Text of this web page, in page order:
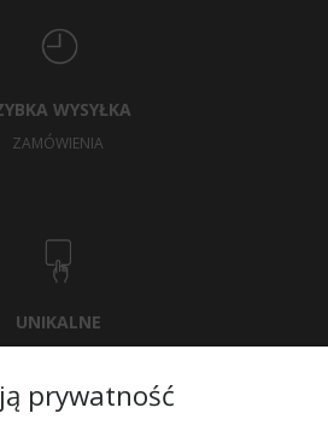
WYSYŁKA
ZAMÓWIENIA
UNIKALNE
prywatność